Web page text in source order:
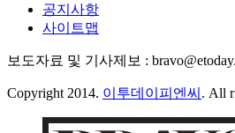
공지사항
사이트맵
보도자료 및 기사제보 :
Copyright 2014. 이투데이피엔씨 . All